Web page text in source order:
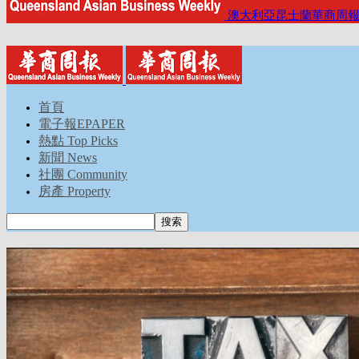
澳大利亞昆士蘭華商周報
首頁
電子報EPAPER
熱點 Top Picks
新聞 News
社團 Community
房產 Property